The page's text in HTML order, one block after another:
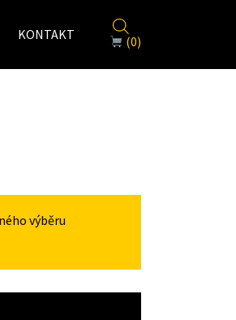
KONTAKT (0)
výběru